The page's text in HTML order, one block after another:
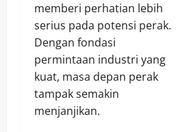
memberi perhatian lebih
serius pada potensi perak.
Dengan fondasi
permintaan industri yang
kuat, masa depan perak
tampak semakin
menjanjikan.